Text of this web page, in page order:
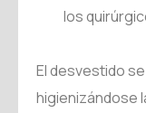
los
El desvestido
higienizándose